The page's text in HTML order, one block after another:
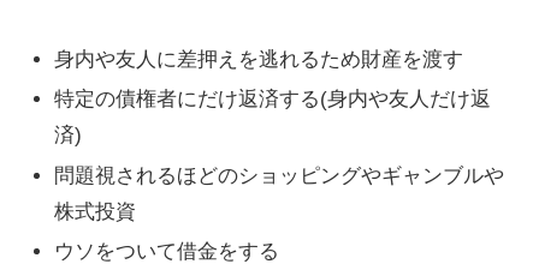
身内や友人に差押えを逃れるため財産を渡す
特定の債権者にだけ返済する(身内や友人だけ返
済)
問題視されるほどのショッピングやギャンブルや
株式投資
ウソをついて借金をする